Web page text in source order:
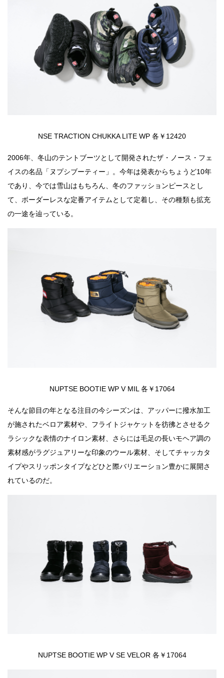
NSE TRACTION CHUKKA LITE WP 各￥12420
2006年、冬山のテントブーツとして開発されたザ・ノース・フェ
イスの名品「ヌプシブーティー」。今年は発表からちょうど10年
であり、今では雪山はもちろん、冬のファッションピースとし
て、ボーダーレスな定番アイテムとして定着し、その種類も拡充
の一途を辿っている。
NUPTSE BOOTIE WP V MIL 各￥17064
そんな節目の年となる注目の今シーズンは、アッパーに撥水加工
が施されたベロア素材や、フライトジャケットを彷彿とさせるク
ラシックな表情のナイロン素材、さらには毛足の長いモヘア調の
素材感がラグジュアリーな印象のウール素材、そしてチャッカタ
イプやスリッポンタイプなどひと際バリエーション豊かに展開さ
れているのだ。
NUPTSE BOOTIE WP V SE VELOR 各￥17064